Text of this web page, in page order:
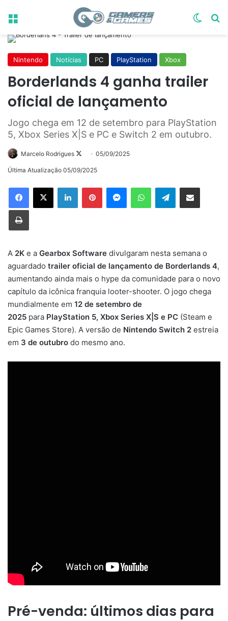
Menu
Nintendo Notícias PC PlayStation Xbox
Borderlands 4 ganha trailer
oficial de lançamento
Jogo chega em 12 de setembro para PlayStation
5, Xbox Series X|S e PC e Switch 2 em outubro.
Marcelo Rodrigues
Follow
on
05/09/2025
Última Atualização 05/09/2025
LinkedinPinterestMessengerWhatsAppTelegramCompartilhar via e-mail
Imprimir
A 2K e a Gearbox Software divulgaram nesta semana o
aguardado trailer oficial de lançamento de Borderlands 4,
aumentando ainda mais o hype da comunidade para o novo
capítulo da icônica franquia looter-shooter. O jogo chega
mundialmente em 12 de setembro de
2025 para PlayStation 5, Xbox Series X|S e PC (Steam e
Epic Games Store). A versão de Nintendo Switch 2 estreia
em 3 de outubro do mesmo ano.
Pré-venda: últimos dias para